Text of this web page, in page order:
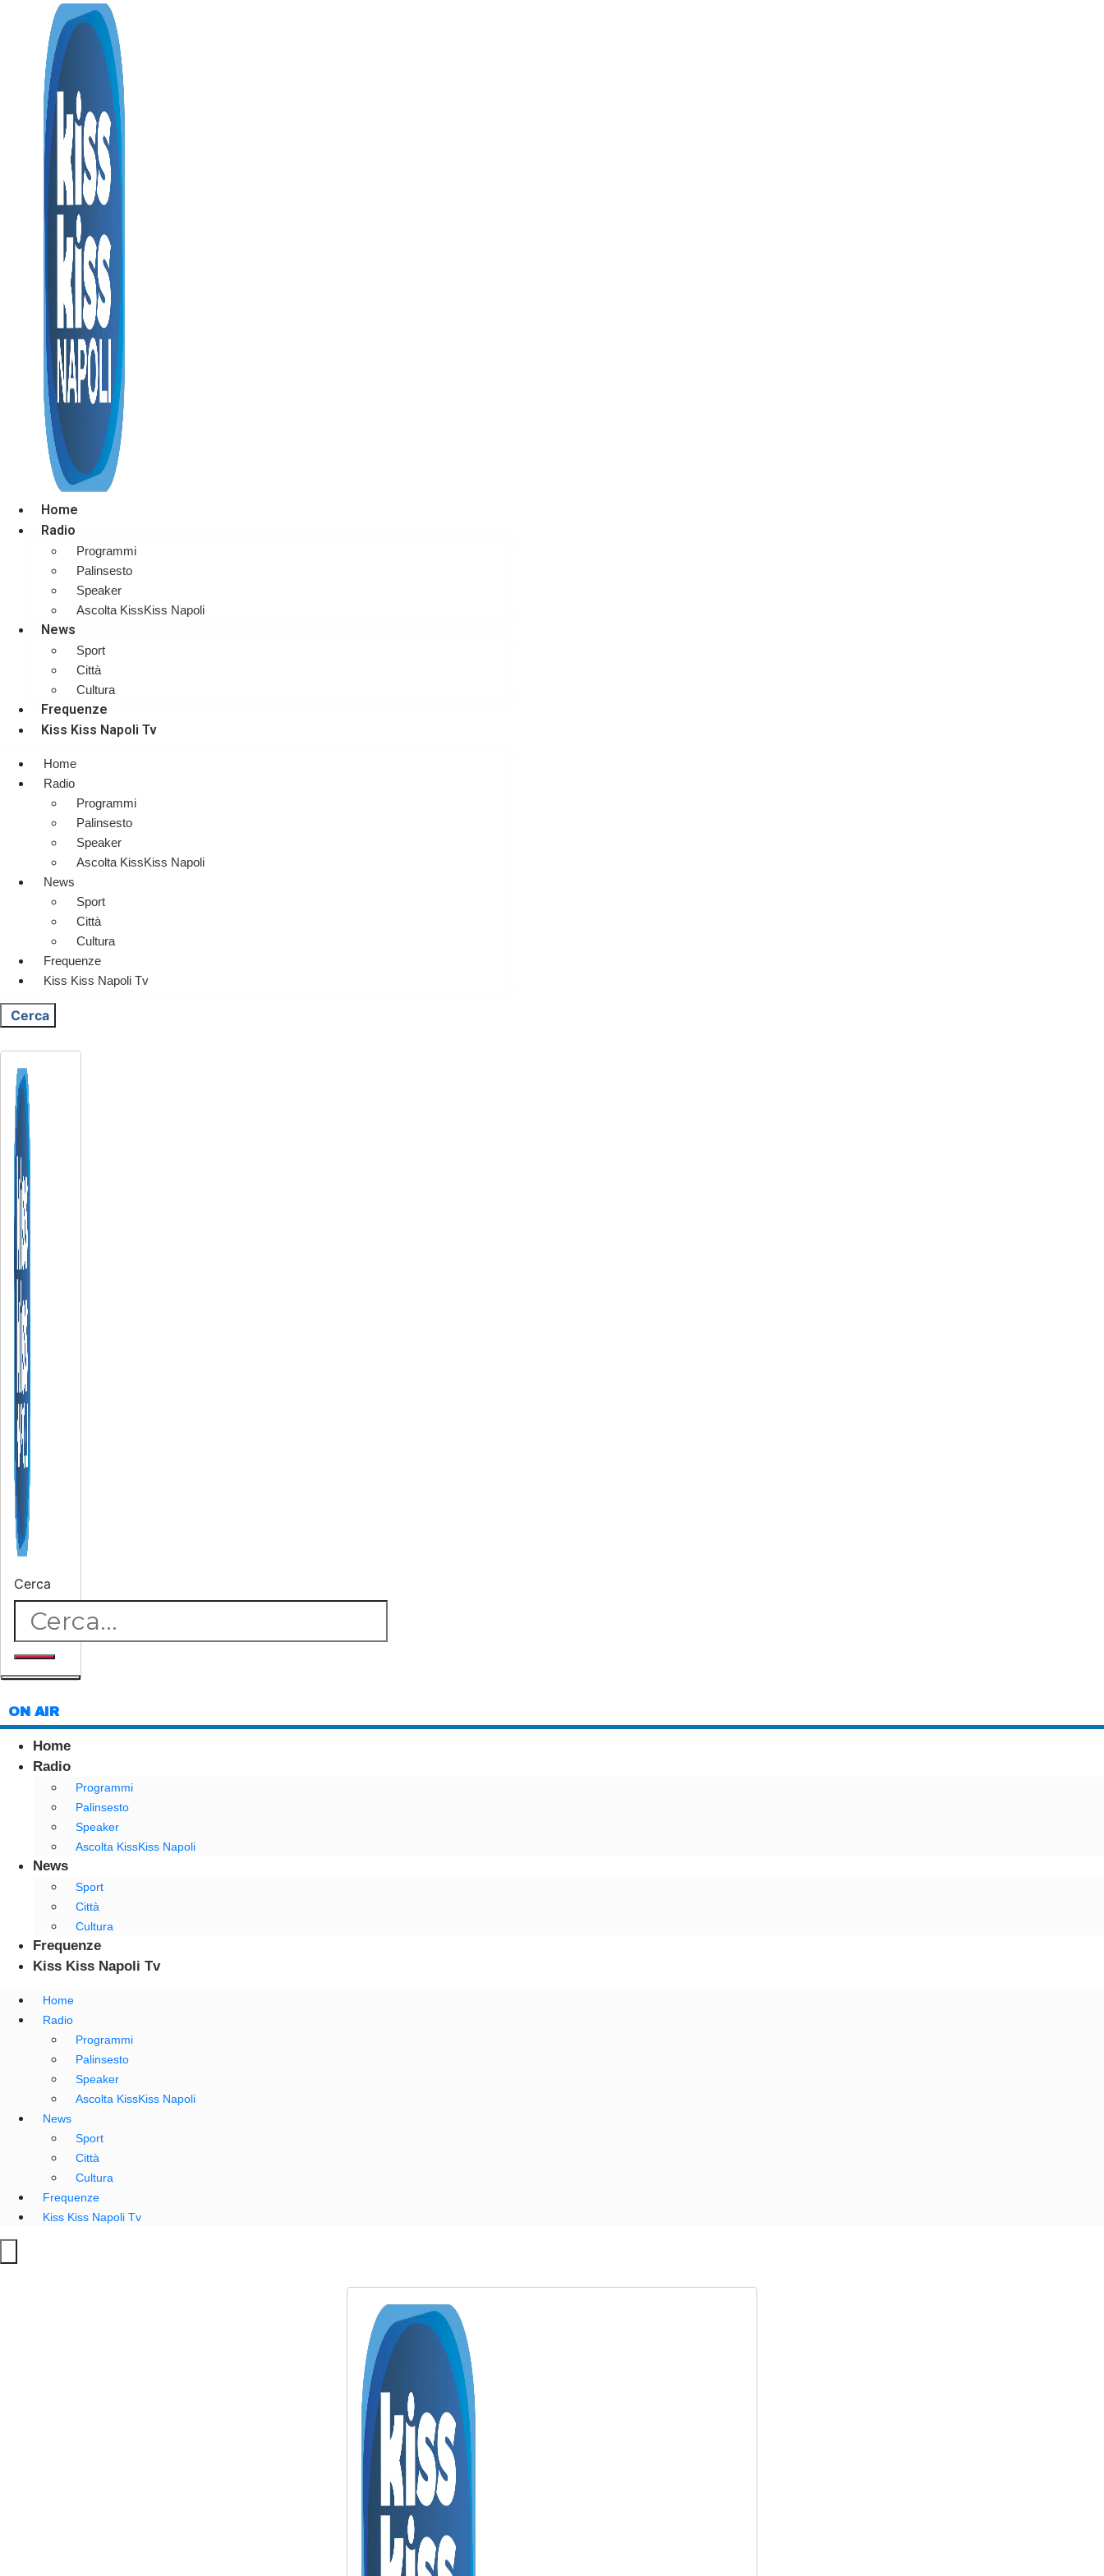
Home
Radio
Programmi
Palinsesto
Speaker
Ascolta KissKiss Napoli
News
Sport
Città
Cultura
Frequenze
Kiss Kiss Napoli Tv
Home
Radio
Programmi
Palinsesto
Speaker
Ascolta KissKiss Napoli
News
Sport
Città
Cultura
Frequenze
Kiss Kiss Napoli Tv
Cerca
Cerca
ON AIR
Home
Radio
Programmi
Palinsesto
Speaker
Ascolta KissKiss Napoli
News
Sport
Città
Cultura
Frequenze
Kiss Kiss Napoli Tv
Home
Radio
Programmi
Palinsesto
Speaker
Ascolta KissKiss Napoli
News
Sport
Città
Cultura
Frequenze
Kiss Kiss Napoli Tv